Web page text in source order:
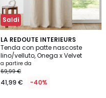
Saldi
LA REDOUTE INTERIEURS
Tenda con patte nascoste
lino/velluto, Onega x Velvet
a partire da
69,99 €
41,99 € -40%
4,2
/ 5
3
Colori